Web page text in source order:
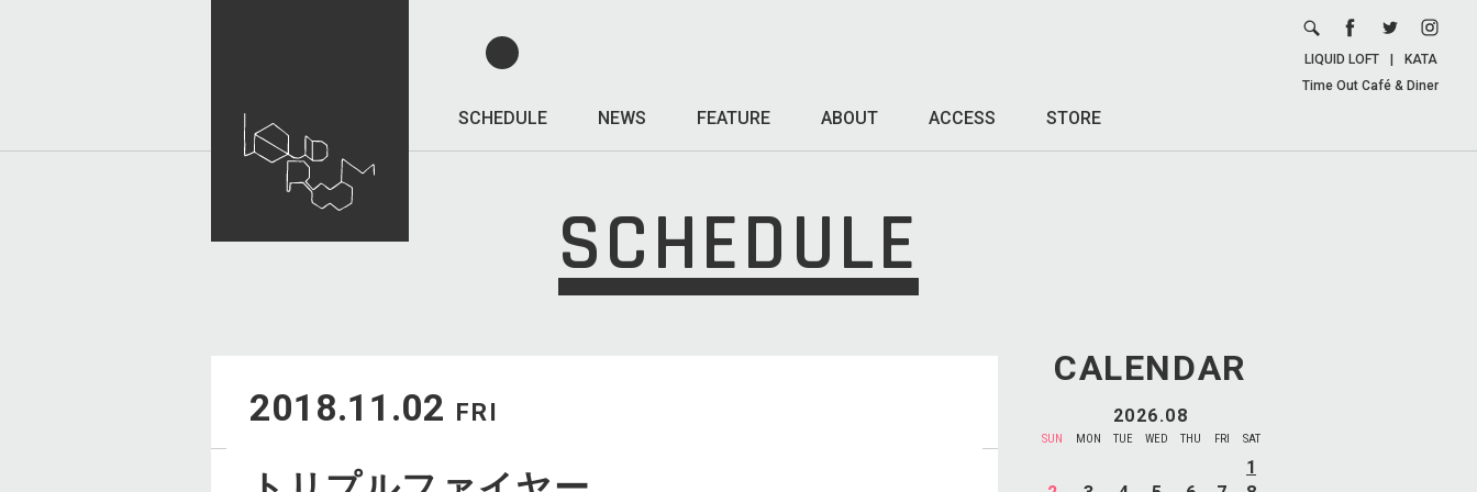
SCHEDULE NEWS FEATURE ABOUT ACCESS STORE
LIQUID LOFT
KATA
Time Out Café & Diner
SCHEDULE
CALENDAR
2026.08
SUN MON TUE WED THU FRI SAT
1
2018.11.02 FRI